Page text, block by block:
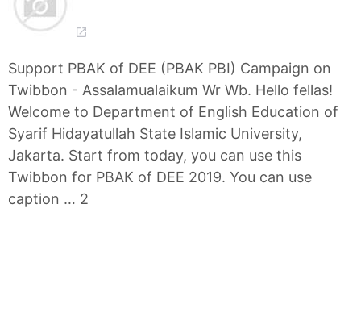
Support PBAK of DEE (PBAK PBI) Campaign on
Twibbon - Assalamualaikum Wr Wb. Hello fellas!
Welcome to Department of English Education of
Syarif Hidayatullah State Islamic University,
Jakarta. Start from today, you can use this
Twibbon for PBAK of DEE 2019. You can use
caption … 2